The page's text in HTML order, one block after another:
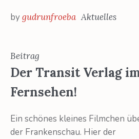
bygudrunfroeba Aktuelles
Beitrag
Der Transit Verlag
Fernsehen!
Ein schönes kleines Filmchen
der Frankenschau. Hier der